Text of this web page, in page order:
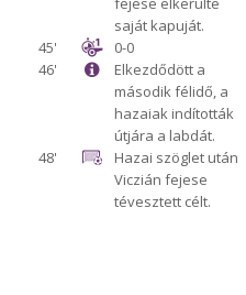
saját kapuját.
45'
0-0
46'
Elkezdődött a
második félidő, a
hazaiak indították
útjára a labdát.
48'
Hazai szöglet után
Viczián fejese
tévesztett célt.